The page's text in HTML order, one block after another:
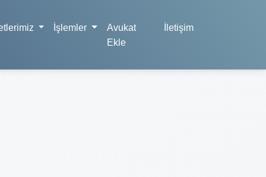
İşlemler
Avukat
Ekle
İletişim